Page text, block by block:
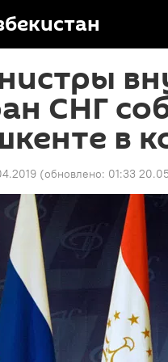
СНГ
в
(обновлено: 01:33